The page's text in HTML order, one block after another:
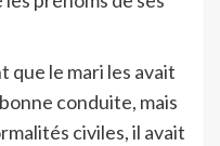
que le mari les avait
conduite, mais
civiles, il avait